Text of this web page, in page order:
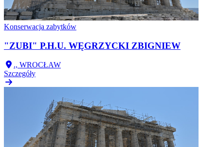
Konserwacja zabytków
"ZUBI" P.H.U. WĘGRZYCKI ZBIGNIEW
., WROCŁAW
Szczegóły